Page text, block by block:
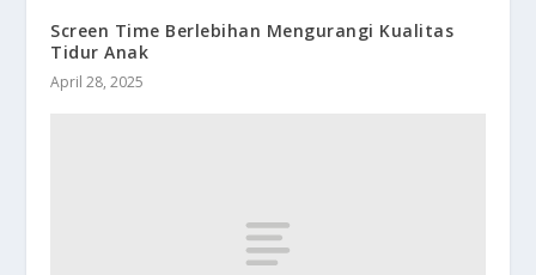
Screen Time Berlebihan Mengurangi Kualitas
Tidur Anak
April 28, 2025